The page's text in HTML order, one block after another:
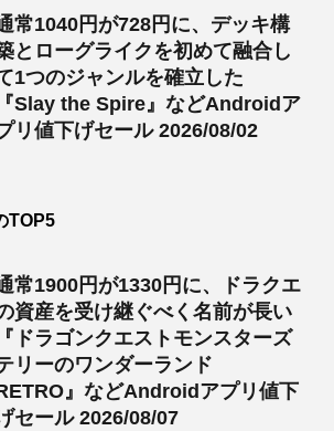
常1040円が728円に、デッキ構
とローグライクを初めて融合し
1つのジャンルを確立した
『Slay the Spire』などAndroidア
リ値下げセール 2026/08/02
TOP5
常1900円が1330円に、ドラクエ
資産を受け継ぐべく名前が長い
『ドラゴンクエストモンスターズ
リーのワンダーランド
』などAndroidアプリ値下
セール 2026/08/07